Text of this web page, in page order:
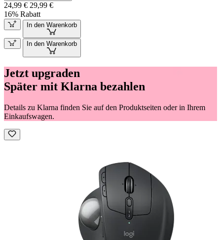
24,99 € 29,99 €
16% Rabatt
In den Warenkorb
In den Warenkorb
Jetzt upgraden
Später mit Klarna bezahlen
Details zu Klarna finden Sie auf den Produktseiten oder in Ihrem
Einkaufswagen.